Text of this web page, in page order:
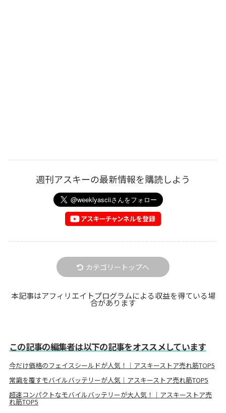
週刊アスキーの最新情報を購読しよう
カテゴリートップへ
本記事はアフィリエイトプログラムによる収益を得ている場
合があります
この記事の編集者は以下の記事をオススメしています
今だけ価格のフェイスシールドが人気！｜アスキーストア売れ筋TOP5
常識を覆すモバイルバッテリーが人気｜アスキーストア売れ筋TOP5
超速コンパクトなモバイルバッテリーが大人気！｜アスキーストア売
れ筋TOP5